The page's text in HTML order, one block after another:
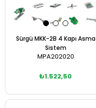
Sürgü MKK-2B 4 Kapı Asma
Sistem
MPA202020
₺1.522,50